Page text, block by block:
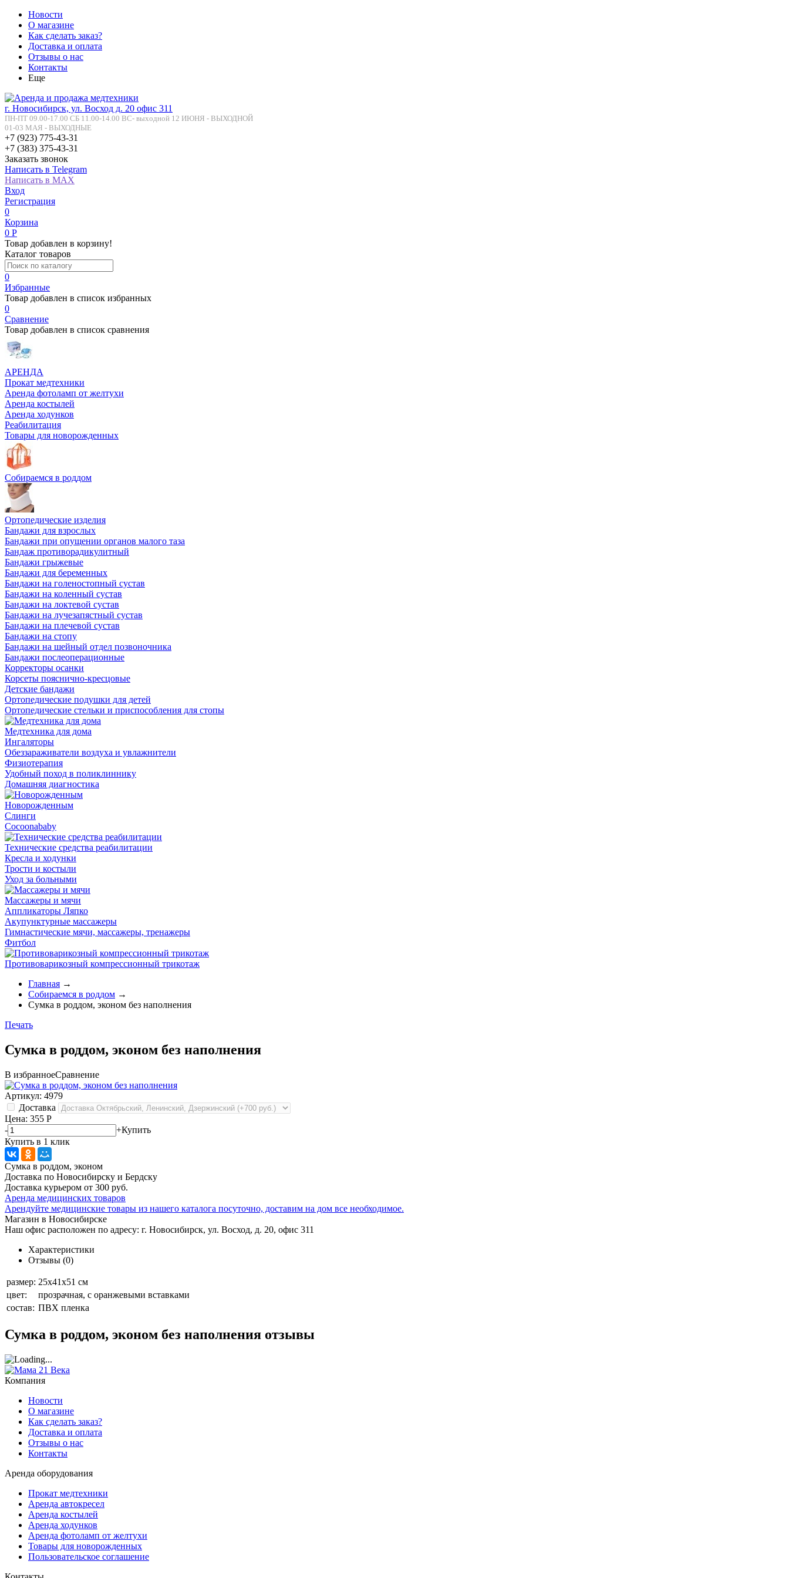
Новости
О магазине
Как сделать заказ?
Доставка и оплата
Отзывы о нас
Контакты
Еще
г. Новосибирск, ул. Восход д. 20 офис 311
ПН-ПТ 09.00-17.00 СБ 11.00-14.00 ВС- выходной 12 ИЮНЯ - ВЫХОДНОЙ
01-03 МАЯ - ВЫХОДНЫЕ
+7 (923) 775-43-31
+7 (383) 375-43-31
Заказать звонок
Написать в Telegram
Написать в MAX
Вход
Регистрация
0
Корзина
0 Р
Товар добавлен в корзину!
Каталог товаров
0
Избранные
Товар добавлен в список избранных
0
Сравнение
Товар добавлен в список сравнения
АРЕНДА
Прокат медтехники
Аренда фотоламп от желтухи
Аренда костылей
Аренда ходунков
Реабилитация
Товары для новорожденных
Собираемся в роддом
Ортопедические изделия
Бандажи для взрослых
Бандажи при опущении органов малого таза
Бандаж противорадикулитный
Бандажи грыжевые
Бандажи для беременных
Бандажи на голеностопный сустав
Бандажи на коленный сустав
Бандажи на локтевой сустав
Бандажи на лучезапястный сустав
Бандажи на плечевой сустав
Бандажи на стопу
Бандажи на шейный отдел позвоночника
Бандажи послеоперационные
Корректоры осанки
Корсеты пояснично-кресцовые
Детские бандажи
Ортопедические подушки для детей
Ортопедические стельки и приспособления для стопы
Медтехника для дома
Ингаляторы
Обеззараживатели воздуха и увлажнители
Физиотерапия
Удобный поход в поликлиннику
Домашняя диагностика
Новорожденным
Слинги
Cocoonababy
Технические средства реабилитации
Кресла и ходунки
Трости и костыли
Уход за больными
Массажеры и мячи
Аппликаторы Ляпко
Акупунктурные массажеры
Гимнастические мячи, массажеры, тренажеры
Фитбол
Противоварикозный компрессионный трикотаж
Главная →
Собираемся в роддом →
Сумка в роддом, эконом без наполнения
Печать
Сумка в роддом, эконом без наполнения
В избранноеСравнение
Артикул: 4979
Доставка
Цена: 355 Р
-
+Купить
Купить в 1 клик
Сумка в роддом, эконом
Доставка по Новосибирску и Бердску
Доставка курьером от 300 руб.
Аренда медицинских товаров
Арендуйте медицинские товары из нашего каталога посуточно, доставим на дом все необходимое.
Магазин в Новосибирске
Наш офис расположен по адресу: г. Новосибирск, ул. Восход, д. 20, офис 311
Характеристики
Отзывы (0)
размер: 25х41х51 см
цвет:
прозрачная, с оранжевыми вставками
состав: ПВХ пленка
Сумка в роддом, эконом без наполнения отзывы
Компания
Новости
О магазине
Как сделать заказ?
Доставка и оплата
Отзывы о нас
Контакты
Аренда оборудования
Прокат медтехники
Аренда автокресел
Аренда костылей
Аренда ходунков
Аренда фотоламп от желтухи
Товары для новорожденных
Пользовательское соглашение